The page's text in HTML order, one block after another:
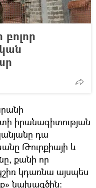
իրանագիտության
դա
Թուրքիայի և
քանի որ
կդառնա այսպես
նախագծին: